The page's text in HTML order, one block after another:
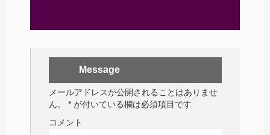
Message
メールアドレスが公開されることはありませ
ん。
* が付いている欄は必須項目です
コメント